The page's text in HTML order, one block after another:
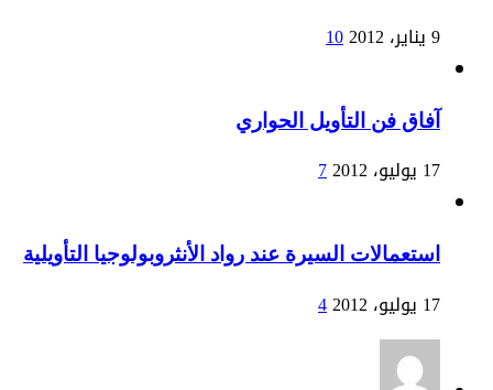
9 يناير، 2012 10
آفاق فن التأويل الحواري
17 يوليو، 2012 7
استعمالات السيرة عند رواد الأنثروبولوجيا التأويلية
17 يوليو، 2012 4